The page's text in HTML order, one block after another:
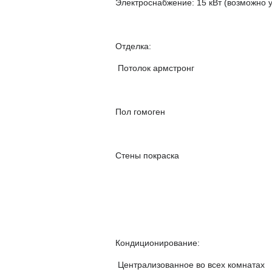
Электроснабжение: 15 кВт (возможно
Отделка:
Потолок армстронг
Пол гомоген
Стены покраска
Кондиционирование:
Централизованное во всех комнатах